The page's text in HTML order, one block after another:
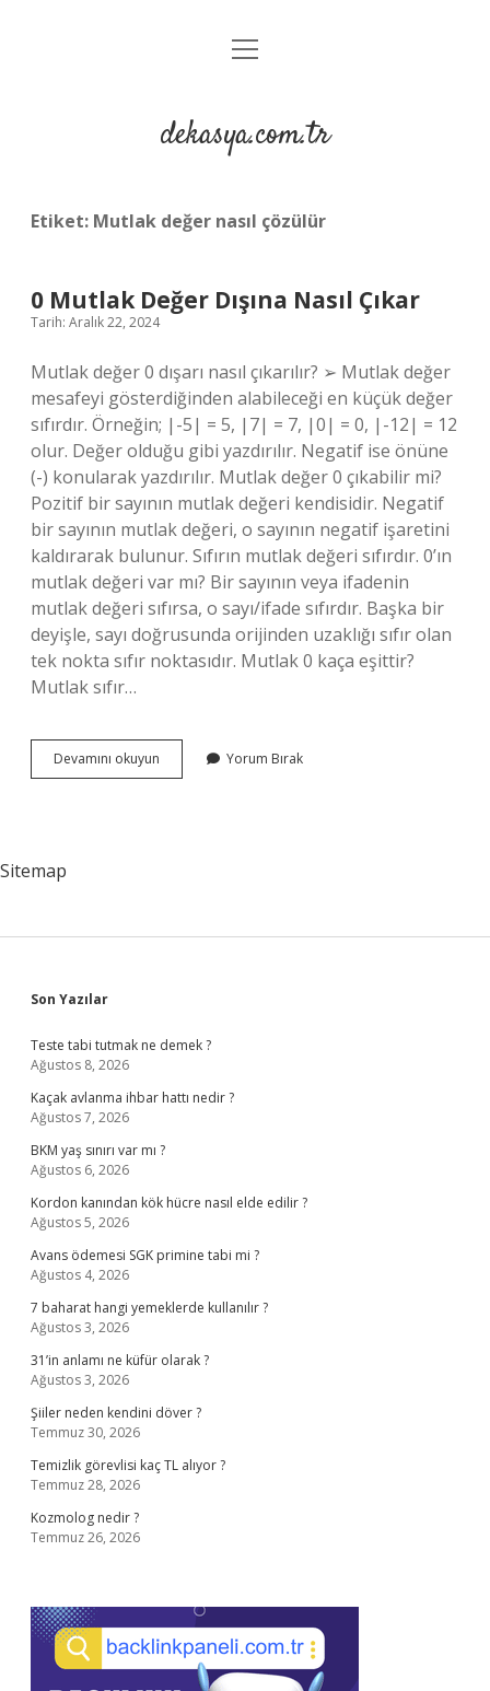
Anasayfa
Yasal Uyarı
menüyü
dekasya.com.tr
Etiket: Mutlak değer nasıl çözülür
0 Mutlak Değer Dışına Nasıl Çıkar
Tarih: Aralık 22, 2024
Mutlak değer 0 dışarı nasıl çıkarılır? ➢ Mutlak değer
mesafeyi gösterdiğinden alabileceği en küçük değer
sıfırdır. Örneğin; |-5| = 5, |7| = 7, |0| = 0, |-12| = 12
olur. Değer olduğu gibi yazdırılır. Negatif ise önüne
(-) konularak yazdırılır. Mutlak değer 0 çıkabilir mi?
Pozitif bir sayının mutlak değeri kendisidir. Negatif
bir sayının mutlak değeri, o sayının negatif işaretini
kaldırarak bulunur. Sıfırın mutlak değeri sıfırdır. 0’ın
mutlak değeri var mı? Bir sayının veya ifadenin
mutlak değeri sıfırsa, o sayı/ifade sıfırdır. Başka bir
deyişle, sayı doğrusunda orijinden uzaklığı sıfır olan
tek nokta sıfır noktasıdır. Mutlak 0 kaça eşittir?
Mutlak sıfır…
Devamını okuyun
Mutlak
Yorum Bırak
Sitemap
Sidebar
Son Yazılar
Teste tabi tutmak ne demek ?
Ağustos 8, 2026
Kaçak avlanma ihbar hattı nedir ?
Ağustos 7, 2026
BKM yaş sınırı var mı ?
Ağustos 6, 2026
Kordon kanından kök hücre nasıl elde edilir ?
Ağustos 5, 2026
Avans ödemesi SGK primine tabi mi ?
Ağustos 4, 2026
7 baharat hangi yemeklerde kullanılır ?
Ağustos 3, 2026
31’in anlamı ne küfür olarak ?
Ağustos 3, 2026
Şiiler neden kendini döver ?
Temmuz 30, 2026
Temizlik görevlisi kaç TL alıyor ?
Temmuz 28, 2026
Kozmolog nedir ?
Temmuz 26, 2026